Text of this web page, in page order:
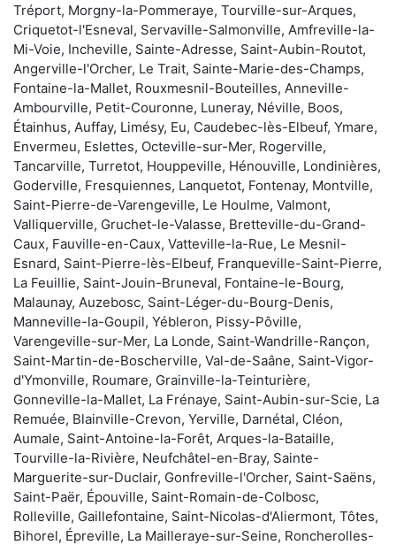
Tréport, Morgny-la-Pommeraye, Tourville-sur-Arques,
Criquetot-l'Esneval, Servaville-Salmonville, Amfreville-la-
Mi-Voie, Incheville, Sainte-Adresse, Saint-Aubin-Routot,
Angerville-l'Orcher, Le Trait, Sainte-Marie-des-Champs,
Fontaine-la-Mallet, Rouxmesnil-Bouteilles, Anneville-
Ambourville, Petit-Couronne, Luneray, Néville, Boos,
Étainhus, Auffay, Limésy, Eu, Caudebec-lès-Elbeuf, Ymare,
Envermeu, Eslettes, Octeville-sur-Mer, Rogerville,
Tancarville, Turretot, Houppeville, Hénouville, Londinières,
Goderville, Fresquiennes, Lanquetot, Fontenay, Montville,
Saint-Pierre-de-Varengeville, Le Houlme, Valmont,
Valliquerville, Gruchet-le-Valasse, Bretteville-du-Grand-
Caux, Fauville-en-Caux, Vatteville-la-Rue, Le Mesnil-
Esnard, Saint-Pierre-lès-Elbeuf, Franqueville-Saint-Pierre,
La Feuillie, Saint-Jouin-Bruneval, Fontaine-le-Bourg,
Malaunay, Auzebosc, Saint-Léger-du-Bourg-Denis,
Manneville-la-Goupil, Yébleron, Pissy-Pôville,
Varengeville-sur-Mer, La Londe, Saint-Wandrille-Rançon,
Saint-Martin-de-Boscherville, Val-de-Saâne, Saint-Vigor-
d'Ymonville, Roumare, Grainville-la-Teinturière,
Gonneville-la-Mallet, La Frénaye, Saint-Aubin-sur-Scie, La
Remuée, Blainville-Crevon, Yerville, Darnétal, Cléon,
Aumale, Saint-Antoine-la-Forêt, Arques-la-Bataille,
Tourville-la-Rivière, Neufchâtel-en-Bray, Sainte-
Marguerite-sur-Duclair, Gonfreville-l'Orcher, Saint-Saëns,
Saint-Paër, Épouville, Saint-Romain-de-Colbosc,
Rolleville, Gaillefontaine, Saint-Nicolas-d'Aliermont, Tôtes,
Bihorel, Épreville, La Mailleraye-sur-Seine, Roncherolles-